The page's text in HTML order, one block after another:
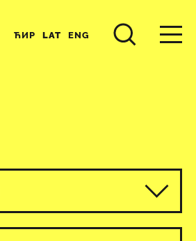
ЋИР LAT ENG